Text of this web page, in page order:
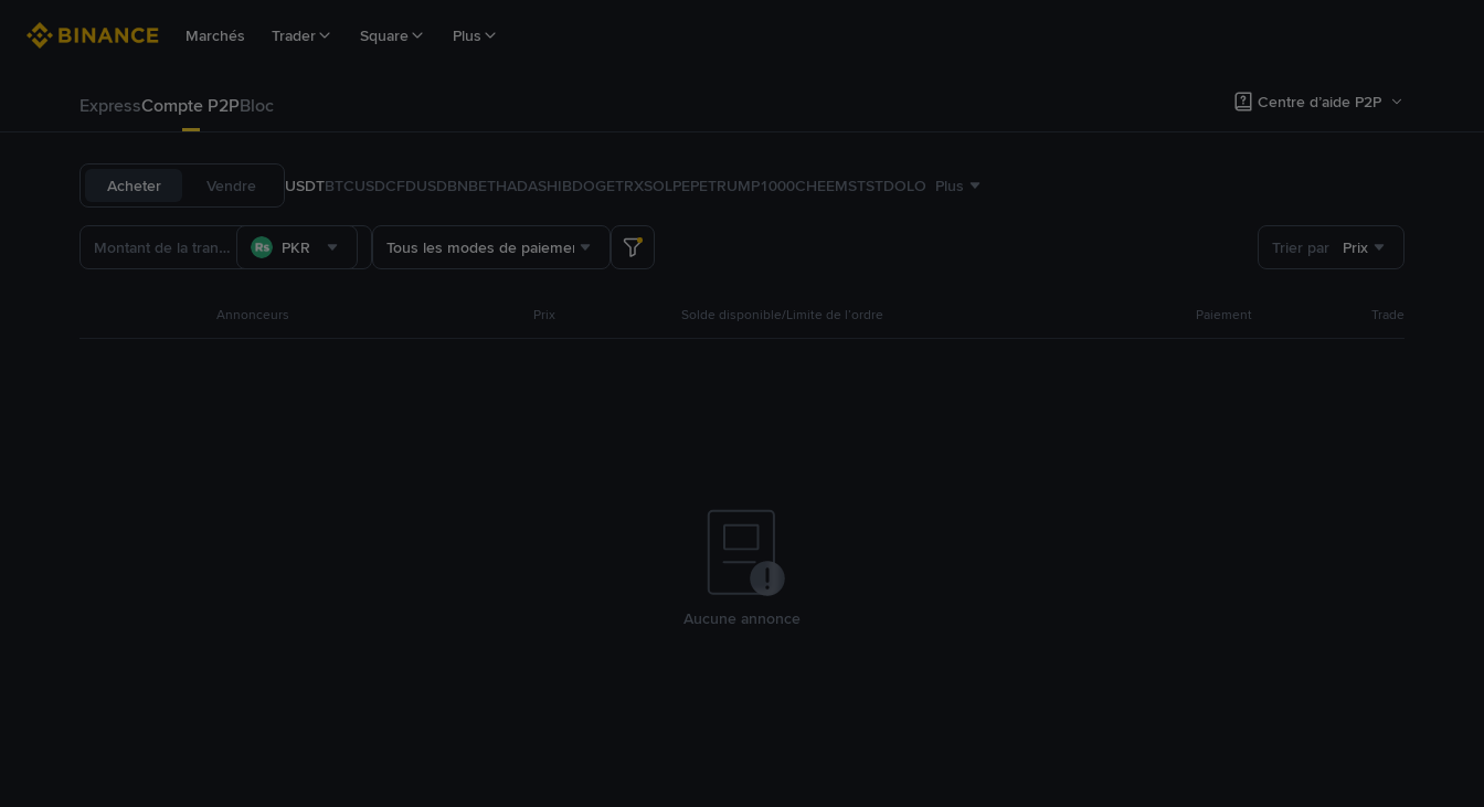
Marchés Trader Square Plus
ExpressCompte P2PBloc Centre d’aide P2P
Acheter Vendre USDTBTCUSDCFDUSDBNBETHADASHIBDOGETRXSOLPEPETRUMP1000CHEEMSTSTDOLO Plus
PKR Tous les modes de paiement Trier par Prix
Annonceurs Prix Solde disponible/Limite de l’ordre Paiement Trade
Aucune annonce